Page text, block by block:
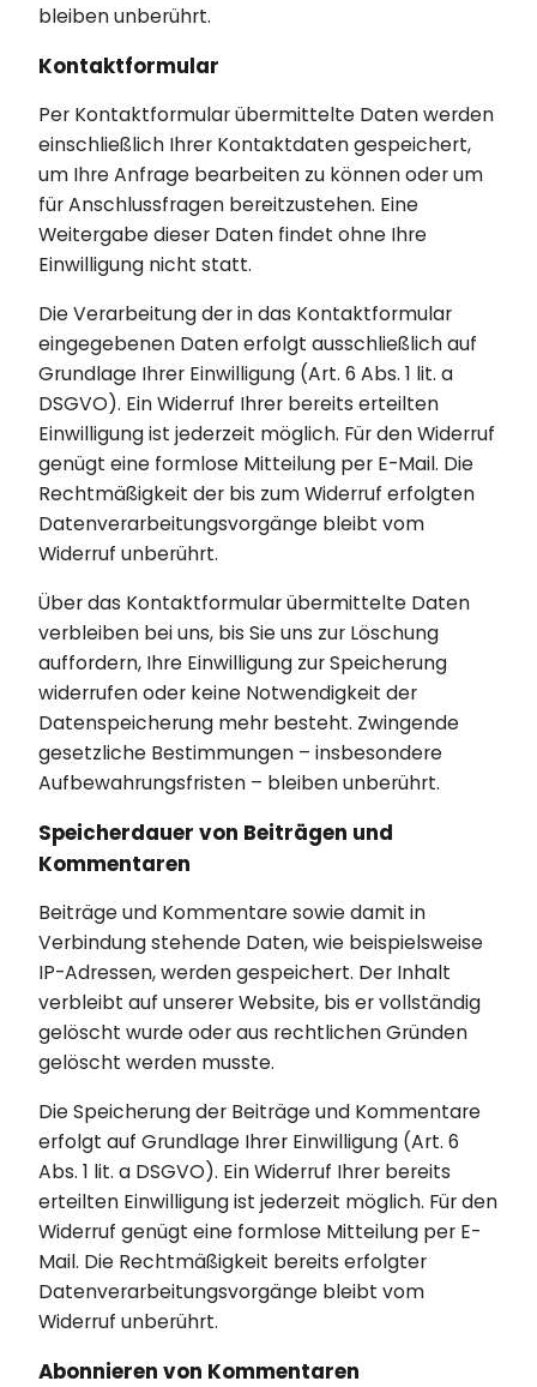
bleiben unberührt.
Kontaktformular
Per Kontaktformular übermittelte Daten werden
einschließlich Ihrer Kontaktdaten gespeichert,
um Ihre Anfrage bearbeiten zu können oder um
für Anschlussfragen bereitzustehen. Eine
Weitergabe dieser Daten findet ohne Ihre
Einwilligung nicht statt.
Die Verarbeitung der in das Kontaktformular
eingegebenen Daten erfolgt ausschließlich auf
Grundlage Ihrer Einwilligung (Art. 6 Abs. 1 lit. a
DSGVO). Ein Widerruf Ihrer bereits erteilten
Einwilligung ist jederzeit möglich. Für den Widerruf
genügt eine formlose Mitteilung per E-Mail. Die
Rechtmäßigkeit der bis zum Widerruf erfolgten
Datenverarbeitungsvorgänge bleibt vom
Widerruf unberührt.
Über das Kontaktformular übermittelte Daten
verbleiben bei uns, bis Sie uns zur Löschung
auffordern, Ihre Einwilligung zur Speicherung
widerrufen oder keine Notwendigkeit der
Datenspeicherung mehr besteht. Zwingende
gesetzliche Bestimmungen – insbesondere
Aufbewahrungsfristen – bleiben unberührt.
Speicherdauer von Beiträgen und
Kommentaren
Beiträge und Kommentare sowie damit in
Verbindung stehende Daten, wie beispielsweise
IP-Adressen, werden gespeichert. Der Inhalt
verbleibt auf unserer Website, bis er vollständig
gelöscht wurde oder aus rechtlichen Gründen
gelöscht werden musste.
Die Speicherung der Beiträge und Kommentare
erfolgt auf Grundlage Ihrer Einwilligung (Art. 6
Abs. 1 lit. a DSGVO). Ein Widerruf Ihrer bereits
erteilten Einwilligung ist jederzeit möglich. Für den
Widerruf genügt eine formlose Mitteilung per E-
Mail. Die Rechtmäßigkeit bereits erfolgter
Datenverarbeitungsvorgänge bleibt vom
Widerruf unberührt.
Abonnieren von Kommentaren